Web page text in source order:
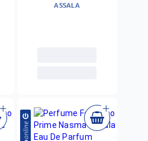
Assala 100ml
ASSALA